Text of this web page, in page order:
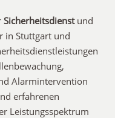
Sicherheitsdienstund
in Stuttgart und
Alarmintervention
erfahrenen
Leistungsspektrum